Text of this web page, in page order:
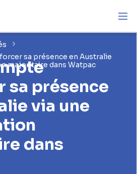
sa présence en Australie
majoritaire dans Watpac
sa présence
via une
dans